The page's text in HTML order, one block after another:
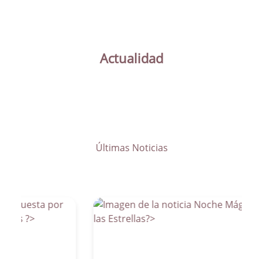
Actualidad
Últimas Noticias